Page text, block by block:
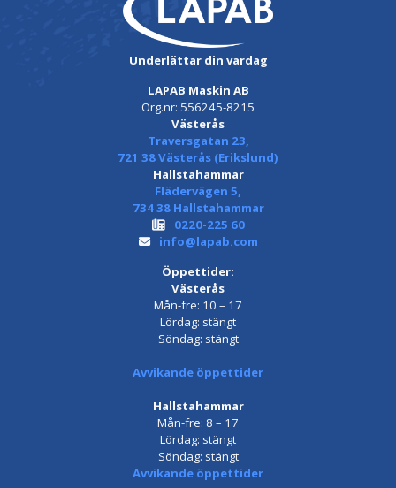
Underlättar din vardag
LAPAB Maskin AB
Org.nr: 556245-8215
Västerås
Traversgatan 23,
721 38 Västerås (Erikslund)
Hallstahammar
Flädervägen 5,
734 38 Hallstahammar
0220-225 60
info@lapab.com
Öppettider:
Västerås
Mån-fre: 10 – 17
Lördag: stängt
Söndag: stängt
Avvikande öppettider
Hallstahammar
Mån-fre: 8 – 17
Lördag: stängt
Söndag: stängt
Avvikande öppettider